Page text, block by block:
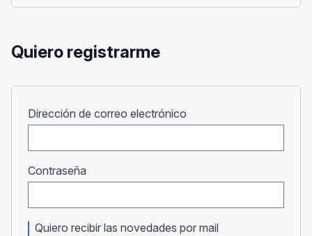
Quiero registrarme
Dirección de correo electrónico
Contraseña
Quiero recibir las novedades por mail